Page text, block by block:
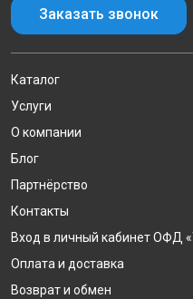
Заказать звонок
Каталог
Услуги
О компании
Блог
Партнёрство
Контакты
Вход в личный кабинет ОФД
Оплата и доставка
Возврат и обмен